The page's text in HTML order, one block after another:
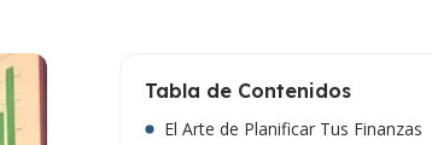
Tabla de Contenidos
El Arte de Planificar Tus Finanzas